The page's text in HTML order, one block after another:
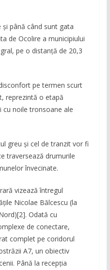
până când sunt gata
de Ocolire a municipiului
pe o distanță de 20,3
pe termen scurt
reprezintă o etapă
cu noile tronsoane ale
greu și cel de tranzit vor fi
traversează drumurile
învecinate.
vizează întregul
Nicolae Bălcescu (la
Odată cu
de conectare,
complet pe coridorul
A7, un obiectiv
Până la recepția